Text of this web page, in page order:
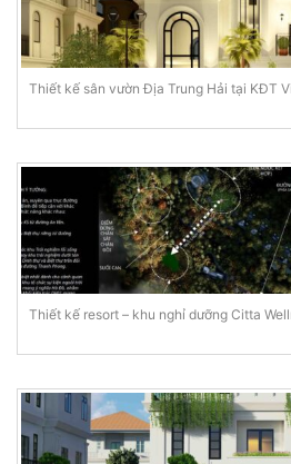
Thiết kế sân vườn Địa Trung Hải tại KĐT
Thiết kế resort – khu nghỉ dưỡng Citta